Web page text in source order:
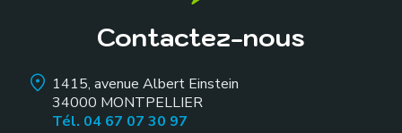
Contactez-nous
1415, avenue Albert Einstein
34000 MONTPELLIER
Tél. 04 67 07 30 97